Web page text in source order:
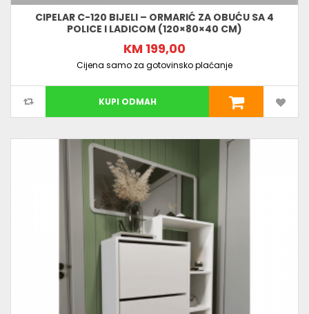
CIPELAR C-120 BIJELI – ORMARIĆ ZA OBUĆU SA 4
POLICE I LADICOM (120×80×40 CM)
KM 199,00
Cijena samo za gotovinsko plaćanje
KUPI ODMAH